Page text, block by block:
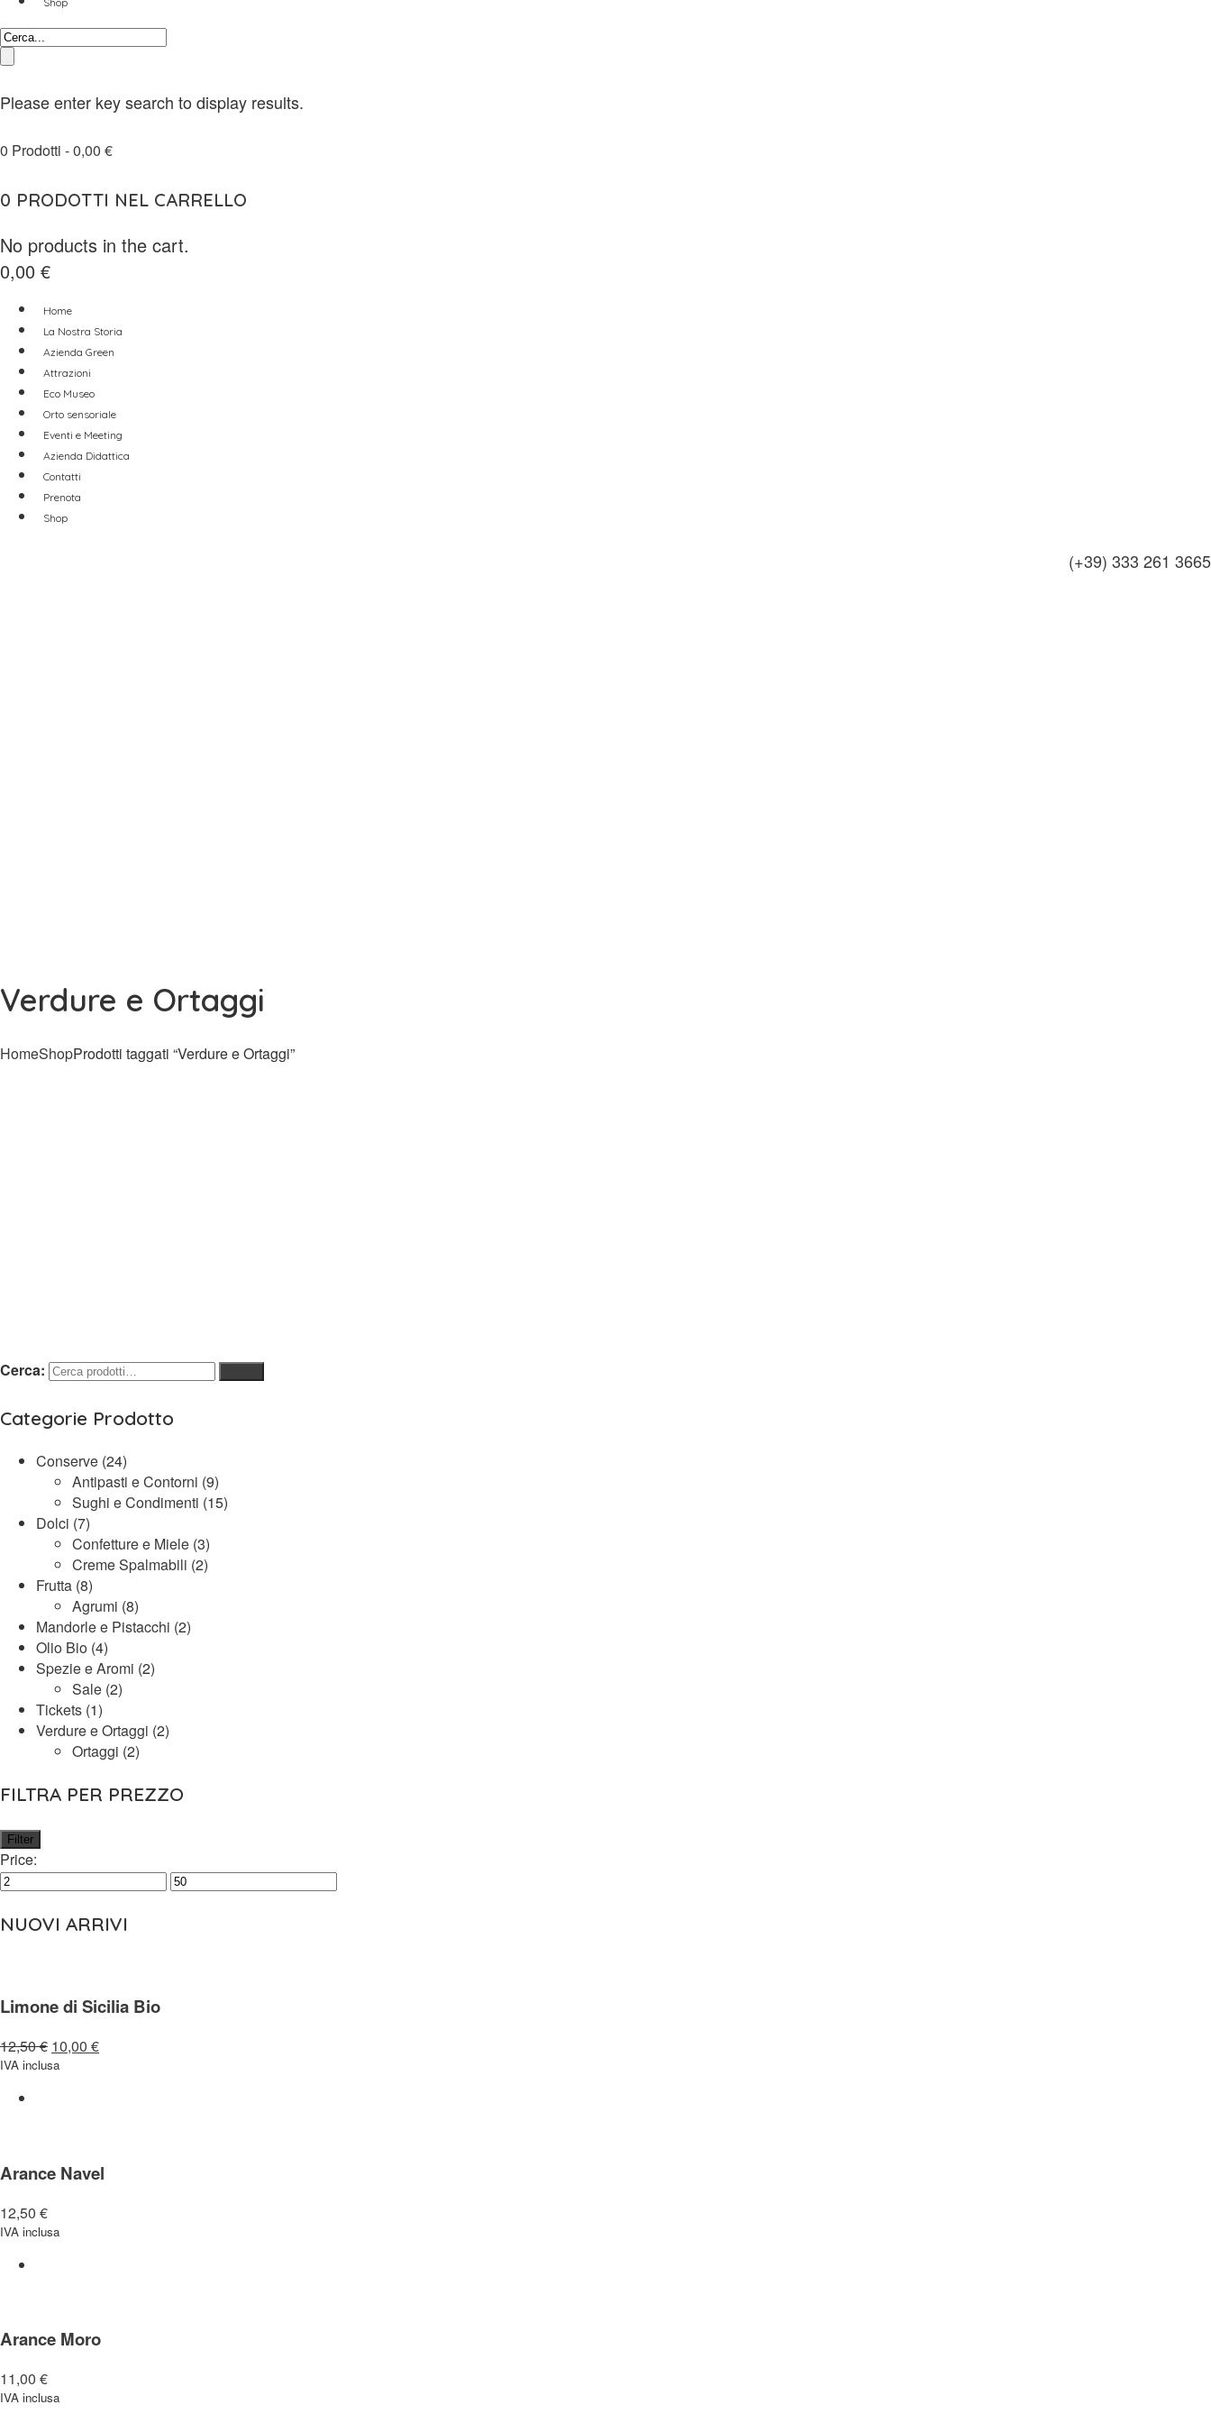
Please enter key search to display results.
0 Prodotti -0,00 €
0 PRODOTTI NEL CARRELLO
No products in the cart.
0,00 €
Home
La Nostra Storia
Azienda Green
Attrazioni
Eco Museo
Orto sensoriale
Eventi e Meeting
Azienda Didattica
Contatti
Prenota
Shop
(+39) 333 261 3665
Verdure e Ortaggi
HomeShopProdotti taggati “Verdure e Ortaggi”
Cerca:
Categorie Prodotto
Conserve (24)
Antipasti e Contorni (9)
Sughi e Condimenti (15)
Dolci (7)
Confetture e Miele (3)
Creme Spalmabili (2)
Frutta (8)
Agrumi (8)
Mandorle e Pistacchi (2)
Olio Bio (4)
Spezie e Aromi (2)
Sale (2)
Tickets (1)
Verdure e Ortaggi (2)
Ortaggi (2)
FILTRA PER PREZZO
Filter
Price:
NUOVI ARRIVI
Limone di Sicilia Bio
12,50€ 10,00 €
IVA inclusa
Arance Navel
12,50 €
IVA inclusa
Arance Moro
11,00 €
IVA inclusa